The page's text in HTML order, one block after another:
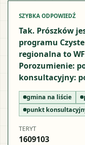
SZYBKA ODPOWIEDŹ
Tak. Prószków
programu
regionalna to
Porozumienie:
konsultacyjny:
gmina na liście
punkt
TERYT
1609103